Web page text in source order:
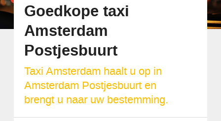
Goedkope taxi
Amsterdam
Postjesbuurt
Taxi Amsterdam haalt u op in
Amsterdam Postjesbuurt en
brengt u naar uw bestemming.